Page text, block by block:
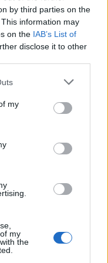
by third parties on the
information may
on the IAB’s List of
disclose it to other
my
my
the
Suivant